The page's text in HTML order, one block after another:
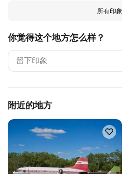
所有印象
你觉得这个地方怎么样？
附近的地方